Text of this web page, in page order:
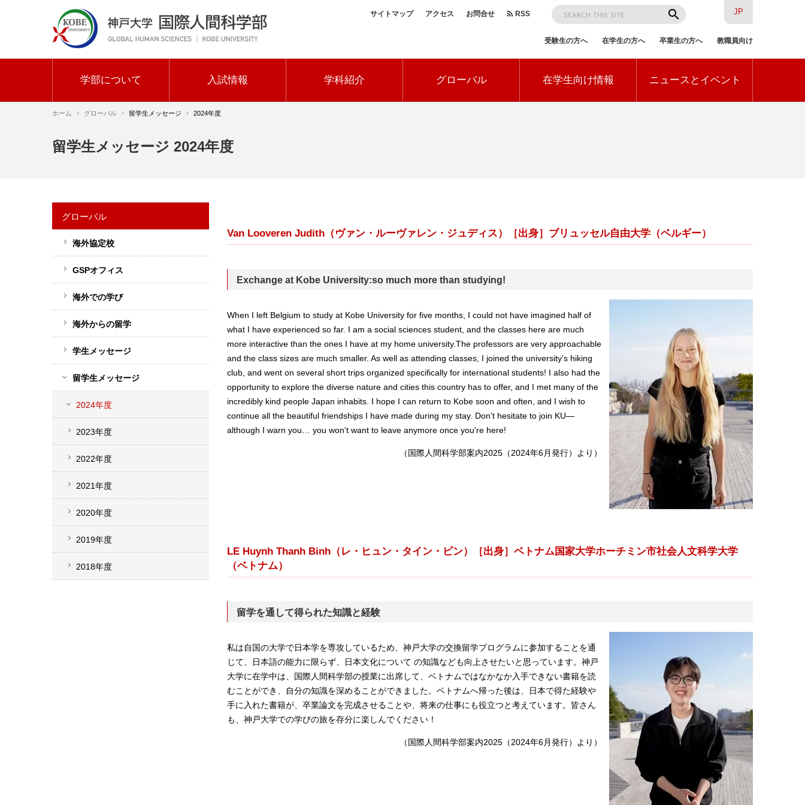
メ
イ
ン
ナ
ー
シ
ョ
ン
学部について 入試情報 学科紹介 グローバル 在学生向け情報 ニュースとイベント
訪
受験生の方へ 在学生の方へ 卒業生の方へ 教職員向け
ー
サイトマップ アクセス お問合せ RSS
検
索
search JP
パ
ホーム グローバル 留学生メッセージ 2024年度
留学生メッセージ 2024年度
Van Looveren Judith（ヴァン・ルーヴァレン・ジュディス）［出身］ブリュッセル自由大学（ベルギー）
Exchange at Kobe University:so much more than studying!
When I left Belgium to study at Kobe University for five months, I could not have imagined half of
what I have experienced so far. I am a social sciences student, and the classes here are much
more interactive than the ones I have at my home university.The professors are very approachable
and the class sizes are much smaller. As well as attending classes, I joined the university's hiking
club, and went on several short trips organized specifically for international students! I also had the
opportunity to explore the diverse nature and cities this country has to offer, and I met many of the
incredibly kind people Japan inhabits. I hope I can return to Kobe soon and often, and I wish to
continue all the beautiful friendships I have made during my stay. Don’t hesitate to join KU—
although I warn you… you won't want to leave anymore once you're here!
（国際人間科学部案内2025（2024年6月発行）より）
LE Huynh Thanh Binh（レ・ヒュン・タイン・ビン）［出身］ベトナム国家大学ホーチミン市社会人文科学大学
（ベトナム）
留学を通して得られた知識と経験
私は自国の大学で日本学を専攻しているため、神戸大学の交換留学プログラムに参加することを通
じて、日本語の能力に限らず、日本文化について の知識なども向上させたいと思っています。神戸
大学に在学中は、国際人間科学部の授業に出席して、ベトナムではなかなか入手できない書籍を読
むことができ、自分の知識を深めることができました。ベトナムへ帰った後は、日本で得た経験や
手に入れた書籍が、卒業論文を完成させることや、将来の仕事にも役立つと考えています。皆さん
も、神戸大学での学びの旅を存分に楽しんでください！
（国際人間科学部案内2025（2024年6月発行）より）
サ
ド
バ
メ
ニ
ュ
ー
グローバル
海外協定校
GSPオフィス
海外での学び
海外からの留学
学生メッセージ
留学生メッセージ
2024年度
2023年度
2022年度
2021年度
2020年度
2019年度
2018年度